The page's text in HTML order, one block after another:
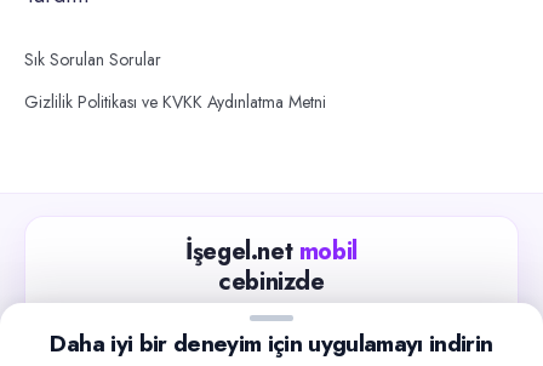
Sık Sorulan Sorular
Gizlilik Politikası ve KVKK Aydınlatma Metni
İşegel.net mobil
cebinizde
Güncel iş ilanlarını takip edin, işverenlerle hızlıca
Daha iyi bir deneyim için uygulamayı indirin